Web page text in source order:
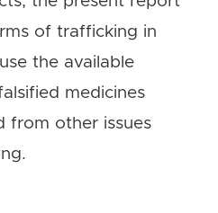
of trafficking in
the available
medicines
from other issues